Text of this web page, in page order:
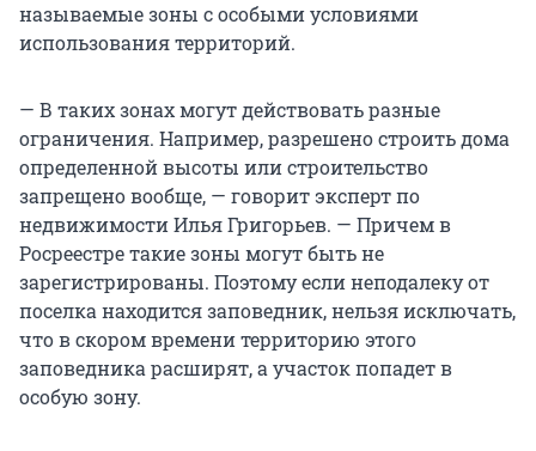
называемые зоны с особыми условиями
использования территорий.
— В таких зонах могут действовать разные
ограничения. Например, разрешено строить дома
определенной высоты или строительство
запрещено вообще, — говорит эксперт по
недвижимости Илья Григорьев. — Причем в
Росреестре такие зоны могут быть не
зарегистрированы. Поэтому если неподалеку от
поселка находится заповедник, нельзя исключать,
что в скором времени территорию этого
заповедника расширят, а участок попадет в
особую зону.